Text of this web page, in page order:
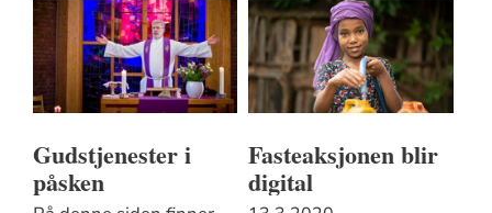
Gudstjenester i
påsken
Fasteaksjonen blir
digital